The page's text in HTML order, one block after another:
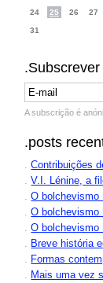
24 25 26 27
31
.Subscrever
A subscrição é
.posts
.Contribuições
.V.I. Lénine, a
.O bolchevismo
.O bolchevismo
.O bolchevismo
Breve história
Formas
Mais uma vez